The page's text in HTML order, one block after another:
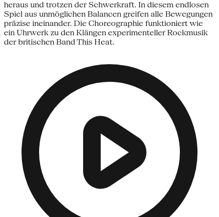
heraus und trotzen der Schwerkraft. In diesem endlosen
Spiel aus unmöglichen Balancen greifen alle Bewegungen
präzise ineinander. Die Choreographie funktioniert wie
ein Uhrwerk zu den Klängen experimenteller Rockmusik
der britischen Band This Heat.